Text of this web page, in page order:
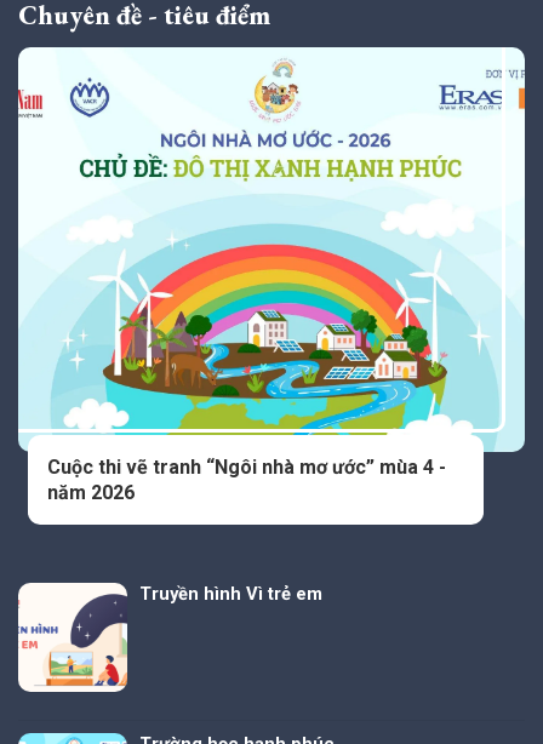
Chuyên đề - tiêu điểm
Cuộc thi vẽ tranh “Ngôi nhà mơ ước” mùa 4 -
năm 2026
Truyền hình Vì trẻ em